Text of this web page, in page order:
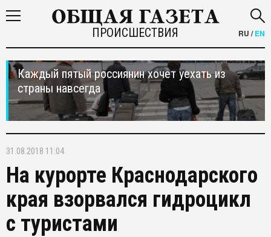
ПРОИСШЕСТВИЯ RU /EN
Каждый пятый россиянин хочет уехать из
страны навсегда
31.08.2018 11:04
На курорте Краснодарского
края взорвался гидроцикл
с туристами